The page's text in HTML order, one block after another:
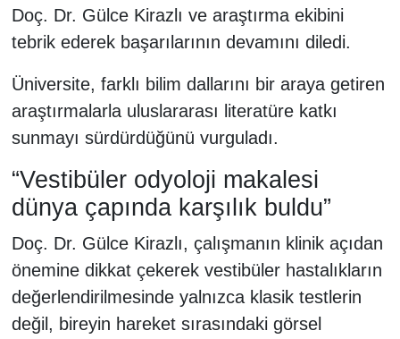
Doç. Dr. Gülce Kirazlı ve araştırma ekibini
tebrik ederek başarılarının devamını diledi.
Üniversite, farklı bilim dallarını bir araya getiren
araştırmalarla uluslararası literatüre katkı
sunmayı sürdürdüğünü vurguladı.
“Vestibüler odyoloji makalesi
dünya çapında karşılık buldu”
Doç. Dr. Gülce Kirazlı, çalışmanın klinik açıdan
önemine dikkat çekerek vestibüler hastalıkların
değerlendirilmesinde yalnızca klasik testlerin
değil, bireyin hareket sırasındaki görsel